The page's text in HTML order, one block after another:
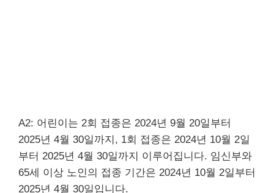
A2: 어린이는 2회 접종은 2024년 9월 20일부터
2025년 4월 30일까지, 1회 접종은 2024년 10월 2일
부터 2025년 4월 30일까지 이루어집니다. 임신부와
65세 이상 노인의 접종 기간은 2024년 10월 2일부터
2025년 4월 30일입니다.